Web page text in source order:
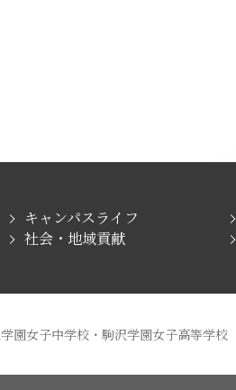
キャンパスライフ
社会・地域貢献
園女子中学校・駒沢学園女子高等学校